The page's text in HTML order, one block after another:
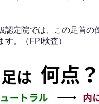
認定院では、この足首の
。（FPI検査）​